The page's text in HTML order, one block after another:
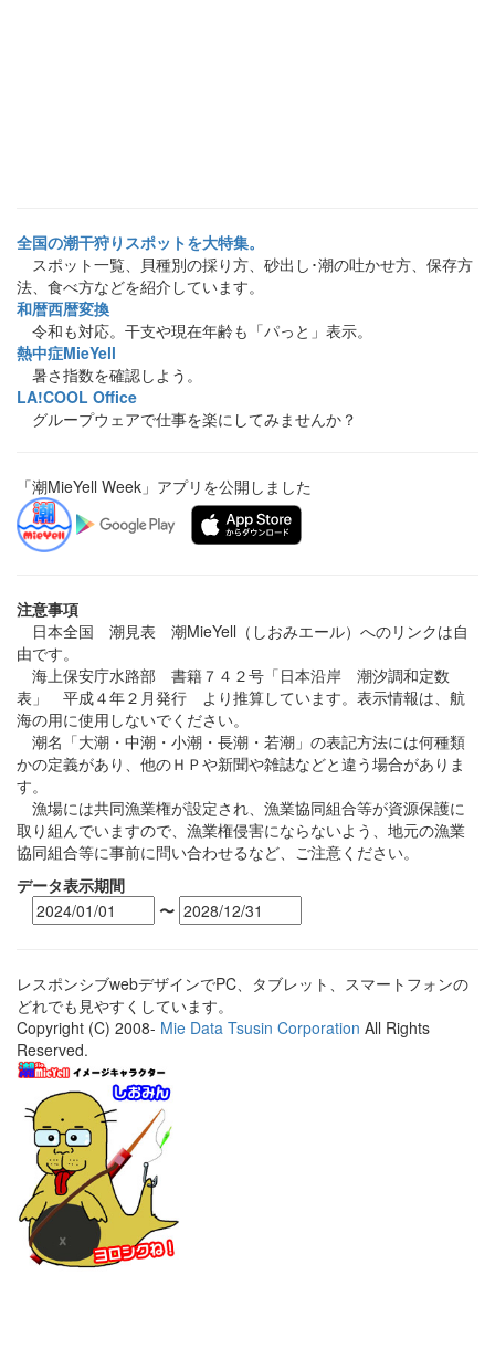
全国の潮干狩りスポットを大特集。
スポット一覧、貝種別の採り方、砂出し･潮の吐かせ方、保存方
法、食べ方などを紹介しています。
和暦西暦変換
令和も対応。干支や現在年齢も「パっと」表示。
熱中症MieYell
暑さ指数を確認しよう。
LA!COOL Office
グループウェアで仕事を楽にしてみませんか？
「潮MieYell Week」アプリを公開しました
注意事項
日本全国 潮見表 潮MieYell（しおみエール）へのリンクは自
由です。
海上保安庁水路部 書籍７４２号「日本沿岸 潮汐調和定数
表」 平成４年２月発行 より推算しています。表示情報は、航
海の用に使用しないでください。
潮名「大潮・中潮・小潮・長潮・若潮」の表記方法には何種類
かの定義があり、他のＨＰや新聞や雑誌などと違う場合がありま
す。
漁場には共同漁業権が設定され、漁業協同組合等が資源保護に
取り組んでいますので、漁業権侵害にならないよう、地元の漁業
協同組合等に事前に問い合わせるなど、ご注意ください。
データ表示期間
〜
レスポンシブwebデザインでPC、タブレット、スマートフォンの
どれでも見やすくしています。
Copyright (C) 2008- Mie Data Tsusin Corporation All Rights
Reserved.